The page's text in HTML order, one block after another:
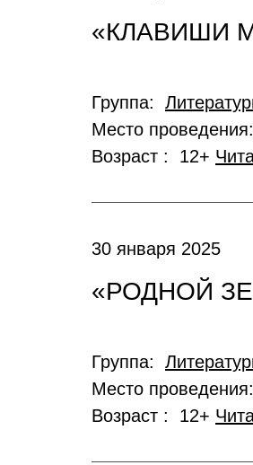
«КЛАВИШИ
Группа:
Место
Возраст : 12+
30 января 2025
«РОДНОЙ
Группа:
Место
Возраст : 12+